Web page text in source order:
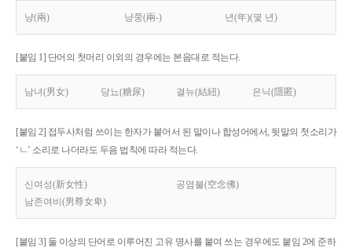
냥(兩) 냥쭝(兩-) 년(年)(몇 년)
[붙임 1] 단어의 첫머리 이외의 경우에는 본음대로 적는다.
남녀(男女) 당뇨(糖尿) 결뉴(結紐) 은닉(隱匿)
[붙임 2] 접두사처럼 쓰이는 한자가 붙어서 된 말이나 합성어에서, 뒷말의 첫소리가
‘ㄴ’ 소리로 나더라도 두음 법칙에 따라 적는다.
신여성(新女性)
공염불(空念佛)
남존여비(男尊女卑)
[붙임 3] 둘 이상의 단어로 이루어진 고유 명사를 붙여 쓰는 경우에도 붙임 2에 준하